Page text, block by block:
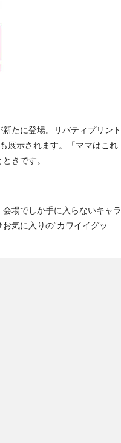
たに登場。リバティプリント
展示されます。「ママはこれ
きです。
場でしか手に入らないキャラ
気に入りの“カワイイグッ